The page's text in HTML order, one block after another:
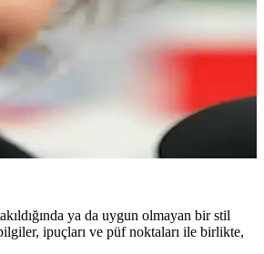
ya da uygun olmayan bir stil
ipuçları ve püf noktaları ile birlikte,